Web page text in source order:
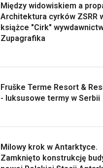
Między widowiskiem a
Architektura cyrków ZSRR
książce "Cirk"
Zupagrafika
Fruške Terme Resort &
- luksusowe termy w Serbii
Milowy krok w Antarktyce.
Zamknięto konstrukcję